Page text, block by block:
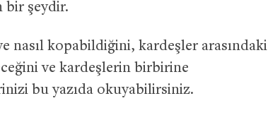
bir şeydir.
nasıl kopabildiğini, kardeşler arasındaki
ve kardeşlerin birbirine
bu yazıda okuyabilirsiniz.